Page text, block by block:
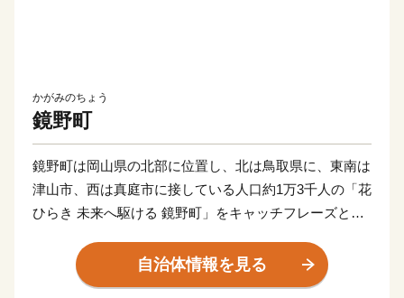
かがみのちょう
鏡野町
鏡野町は岡山県の北部に位置し、北は鳥取県に、東南は
津山市、西は真庭市に接している人口約1万3千人の「花
ひらき 未来へ駆ける 鏡野町」をキャッチフレーズとし
地域となっており、様々な自然の恵みや文化、伝統を有
しています。鏡野町には森や渓谷、田園風景と、四季を
自治体情報を見る